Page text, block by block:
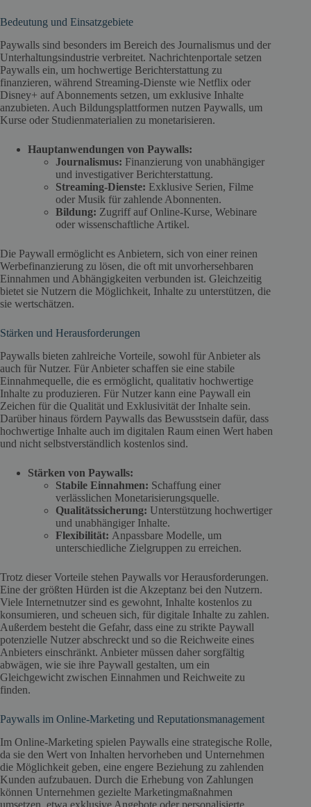
Bedeutung und Einsatzgebiete
Paywalls sind besonders im Bereich des Journalismus und der
Unterhaltungsindustrie verbreitet. Nachrichtenportale setzen
Paywalls ein, um hochwertige Berichterstattung zu
finanzieren, während Streaming-Dienste wie Netflix oder
Disney+ auf Abonnements setzen, um exklusive Inhalte
anzubieten. Auch Bildungsplattformen nutzen Paywalls, um
Kurse oder Studienmaterialien zu monetarisieren.
Hauptanwendungen von Paywalls:
Journalismus: Finanzierung von unabhängiger
und investigativer Berichterstattung.
Streaming-Dienste: Exklusive Serien, Filme
oder Musik für zahlende Abonnenten.
Bildung: Zugriff auf Online-Kurse, Webinare
oder wissenschaftliche Artikel.
Die Paywall ermöglicht es Anbietern, sich von einer reinen
Werbefinanzierung zu lösen, die oft mit unvorhersehbaren
Einnahmen und Abhängigkeiten verbunden ist. Gleichzeitig
bietet sie Nutzern die Möglichkeit, Inhalte zu unterstützen, die
sie wertschätzen.
Stärken und Herausforderungen
Paywalls bieten zahlreiche Vorteile, sowohl für Anbieter als
auch für Nutzer. Für Anbieter schaffen sie eine stabile
Einnahmequelle, die es ermöglicht, qualitativ hochwertige
Inhalte zu produzieren. Für Nutzer kann eine Paywall ein
Zeichen für die Qualität und Exklusivität der Inhalte sein.
Darüber hinaus fördern Paywalls das Bewusstsein dafür, dass
hochwertige Inhalte auch im digitalen Raum einen Wert haben
und nicht selbstverständlich kostenlos sind.
Stärken von Paywalls:
Stabile Einnahmen: Schaffung einer
verlässlichen Monetarisierungsquelle.
Qualitätssicherung: Unterstützung hochwertiger
und unabhängiger Inhalte.
Flexibilität: Anpassbare Modelle, um
unterschiedliche Zielgruppen zu erreichen.
Trotz dieser Vorteile stehen Paywalls vor Herausforderungen.
Eine der größten Hürden ist die Akzeptanz bei den Nutzern.
Viele Internetnutzer sind es gewohnt, Inhalte kostenlos zu
konsumieren, und scheuen sich, für digitale Inhalte zu zahlen.
Außerdem besteht die Gefahr, dass eine zu strikte Paywall
potenzielle Nutzer abschreckt und so die Reichweite eines
Anbieters einschränkt. Anbieter müssen daher sorgfältig
abwägen, wie sie ihre Paywall gestalten, um ein
Gleichgewicht zwischen Einnahmen und Reichweite zu
finden.
Paywalls im Online-Marketing und Reputationsmanagement
Im Online-Marketing spielen Paywalls eine strategische Rolle,
da sie den Wert von Inhalten hervorheben und Unternehmen
die Möglichkeit geben, eine engere Beziehung zu zahlenden
Kunden aufzubauen. Durch die Erhebung von Zahlungen
können Unternehmen gezielte Marketingmaßnahmen
umsetzen, etwa exklusive Angebote oder personalisierte